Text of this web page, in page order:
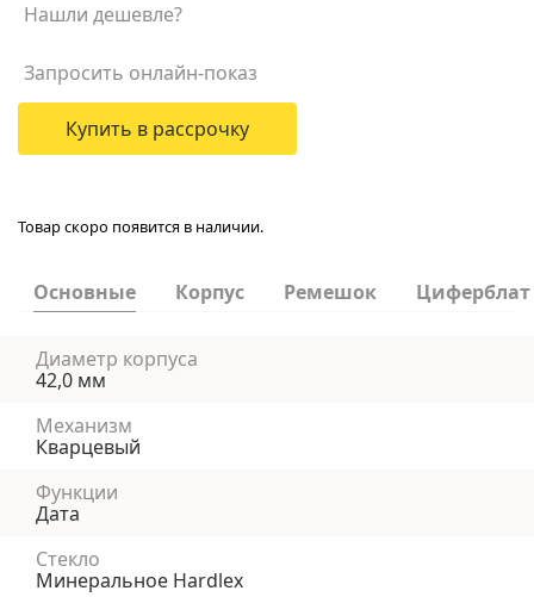
Нашли дешевле?
Запросить онлайн-показ
Купить в рассрочку
Товар скоро появится в наличии.
Основные Корпус Ремешок Циферблат
Диаметр корпуса
42,0 мм
Механизм
Кварцевый
Функции
Дата
Стекло
Минеральное Hardlex